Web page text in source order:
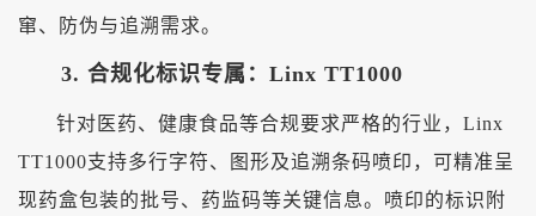
窜、防伪与追溯需求。
3. 合规化标识专属：Linx TT1000
针对医药、健康食品等合规要求严格的行业， Linx
TT1000支持多行字符、图形及追溯条码喷印，可精准呈
现药盒包装的批号、药监码等关键信息。喷印的标识附